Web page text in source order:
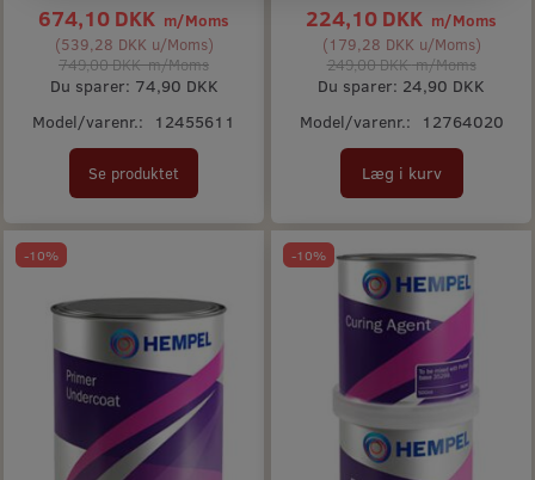
674,10 DKK m/Moms
(539,28 DKK u/Moms)
749,00 DKKm/Moms
Du sparer: 74,90 DKK
Model/varenr.:
12455611
Se produktet
224,10 DKK m/Moms
(179,28 DKK u/Moms)
249,00 DKKm/Moms
Du sparer: 24,90 DKK
Model/varenr.:
12764020
Læg i kurv
-10% -10%